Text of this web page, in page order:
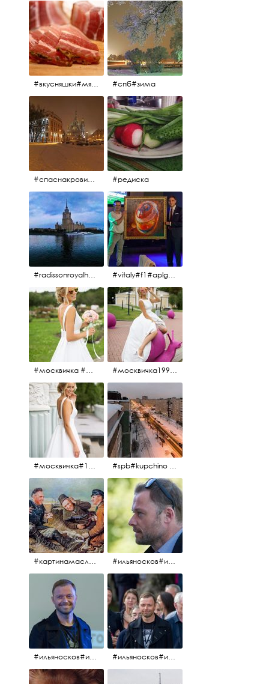
#вкусняшки#мясо #спб#зима
#спаснакрови#зима#спб #редиска
#radissonroyalhotel #рэдиссонройал#рэдиссонройалмосква #рекамосква#москва#гостиницаукраина#украина#hotel#отель#moscow @radissonroyalmoscow #vitaly#f1#aplgallery#formula1
#москвичка #москвичка1990#вднх2016 #июль2016 #1990 #москвичка1990@#июль2016 #вднх2016 #1990
#москвичка#1990#вднх2016#июль2016# #spb#kupchino #крышапотекла
#картинамаслом #картина #охотники#хорошеенастроение #aplgallery #ильяносков#ильяносков2016#очеммолчатфранцузы #санктпетербург #кино#фильфильфильм @ilya_noskov_official
#ильяносков#ильяносков_главныйгерой #санктпетербург #ленфильм# @ilya_noskov_official #контрибуция#очеммолчатфранцузы#эдуардпичугин #ильяносков#ильяносков_главныйгерой @ilya_noskov_official #очеммолчатфранцузы#очёммолчатфранцузы